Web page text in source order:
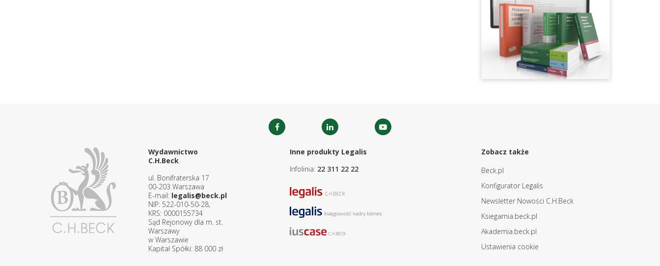
Wydawnictwo
C.H.Beck
ul. Bonifraterska 17
00-203 Warszawa
E-mail: legalis@beck.pl
NIP: 522-010-50-28,
KRS: 0000155734
Sąd Rejonowy dla m. st.
Warszawy
w Warszawie
Kapitał Spółki: 88 000 zł
Inne produkty Legalis
Infolinia: 22 311 22 22
Zobacz także
Beck.pl
Konfigurator Legalis
Newsletter Nowości C.H.Beck
Ksiegarnia.beck.pl
Akademia.beck.pl
Ustawienia cookie